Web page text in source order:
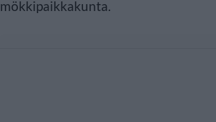
mökkipaikkakunta.